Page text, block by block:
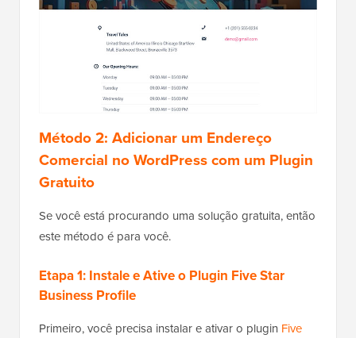
Método 2: Adicionar um Endereço
Comercial no WordPress com um Plugin
Gratuito
Se você está procurando uma solução gratuita, então
este método é para você.
Etapa 1: Instale e Ative o Plugin Five Star
Business Profile
Primeiro, você precisa instalar e ativar o plugin Five